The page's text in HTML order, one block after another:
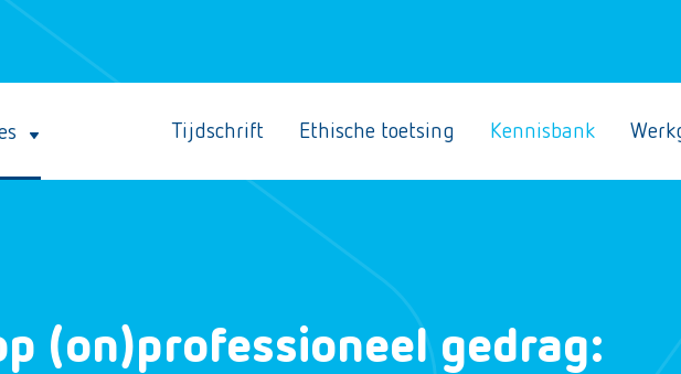
Tijdschrift Ethische toetsing Kennisbank
(on)professioneel gedrag: